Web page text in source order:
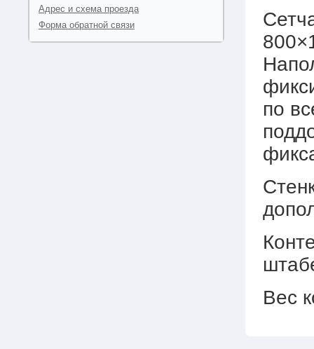
Адрес и схема проезда
Форма обратной связи
по
Вес